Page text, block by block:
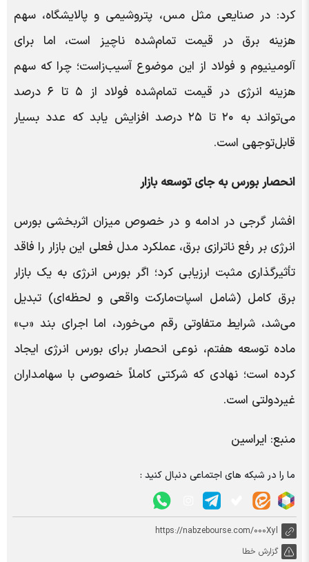
کرد: در صنایعی مثل مس، پتروشیمی و پالایشگاه، سهم
هزینه برق در قیمت تمام‌شده ناچیز است، اما برای
آلومینیوم و فولاد از این موضوع آسیب‌زاست؛ چرا که سهم
هزینه انرژی در قیمت تمام‌شده فولاد از ۵ تا ۶ درصد
می‌تواند به ۲۰ تا ۲۵ درصد افزایش یابد که عدد بسیار
قابل‌توجهی است.
انحصار بورس به جای توسعه بازار
افشار گرجی در ادامه و در خصوص میزان اثربخشی بورس
انرژی بر رفع ناترازی برق، عملکرد مدل فعلی این بازار را فاقد
تأثیرگذاری مثبت ارزیابی کرد؛ اگر بورس انرژی به یک بازار
برق کامل (شامل اسپات‌مارکت واقعی و لحظه‌ای) تبدیل
می‌شد، شرایط متفاوتی رقم می‌خورد، اما اجرای بند «ب»
ماده توسعه هفتم، نوعی انحصار برای بورس انرژی ایجاد
کرده است؛ نهادی که شرکتی کاملاً خصوصی با سهامداران
غیردولتی است.
منبع: ایراسین
ما را در شبکه های اجتماعی دنبال کنید :
https://nabzebourse.com/000Xyl
گزارش خطا